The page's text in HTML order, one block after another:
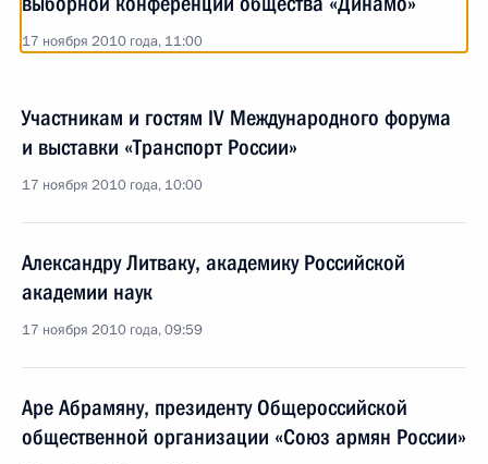
17 ноября 2010 года, 11:00
Участникам и гостям IV Международного форума
и выставки «Транспорт России»
17 ноября 2010 года, 10:00
Александру Литваку, академику Российской
академии наук
17 ноября 2010 года, 09:59
Аре Абрамяну, президенту Общероссийской
общественной организации «Союз армян России»